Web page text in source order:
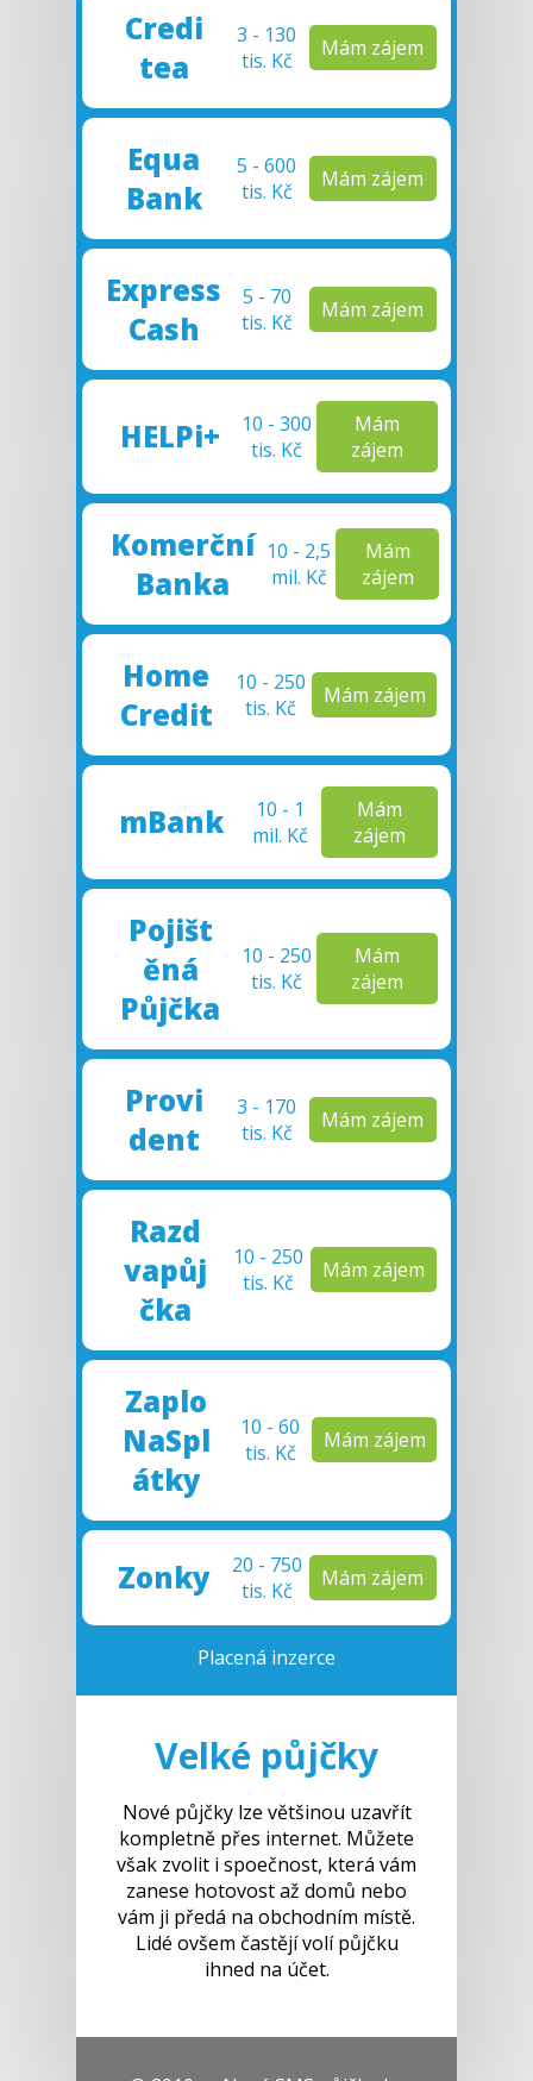
Credi
tea
3 - 130
tis. Kč
Mám zájem
Equa
Bank
5 - 600
tis. Kč
Mám zájem
Express
Cash
5 - 70
tis. Kč
Mám zájem
HELPi+
10 - 300
tis. Kč
Mám
zájem
Komerční
Banka
10 - 2,5
mil. Kč
Mám
zájem
Home
Credit
10 - 250
tis. Kč
Mám zájem
mBank
10 - 1
mil. Kč
Mám
zájem
Pojišt
ěná
Půjčka
10 - 250
tis. Kč
Mám
zájem
Provi
dent
3 - 170
tis. Kč
Mám zájem
Razd
vapůj
čka
10 - 250
tis. Kč
Mám zájem
Zaplo
NaSpl
átky
10 - 60
tis. Kč
Mám zájem
Zonky
20 - 750
tis. Kč
Mám zájem
Placená inzerce
Velké půjčky
Nové půjčky lze většinou uzavřít
kompletně přes internet. Můžete
však zvolit i spoečnost, která vám
zanese hotovost až domů nebo
vám ji předá na obchodním místě.
Lidé ovšem častějí volí půjčku
ihned na účet.